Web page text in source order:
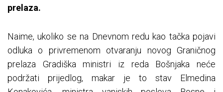
prelaza.
Naime, ukoliko se na Dnevnom redu kao tačka pojavi
odluka o privremenom otvaranju novog Graničnog
prelaza Gradiška ministri iz reda Bošnjaka neće
podržati prijedlog, makar je to stav Elmedina